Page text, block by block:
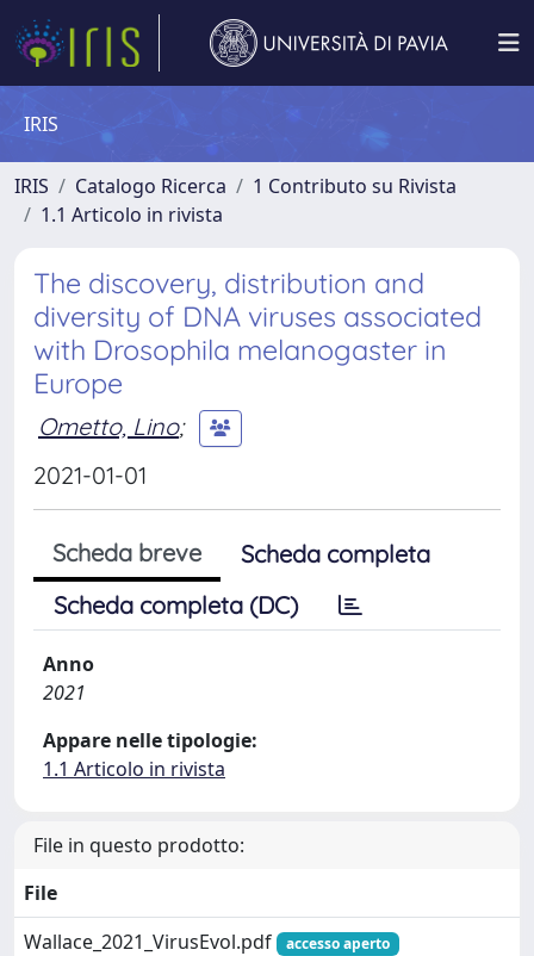
IRIS
IRIS Catalogo Ricerca
1 Contributo su Rivista
1.1 Articolo in rivista
The discovery, distribution and
diversity of DNA viruses associated
with Drosophila melanogaster in
Europe
Ometto, Lino;
2021-01-01
Scheda breve
Scheda completa
Scheda completa (DC)
Anno
2021
Appare nelle tipologie:
1.1 Articolo in rivista
File in questo prodotto:
File
Wallace_2021_VirusEvol.pdf
accesso aperto